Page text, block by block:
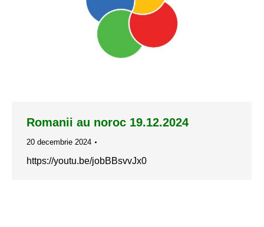
Romanii au noroc 19.12.2024
20 decembrie 2024
https://youtu.be/jobBBsvvJx0